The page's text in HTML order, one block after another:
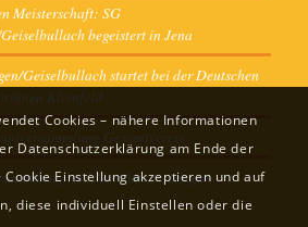
Meisterschaft: SG
begeistert in Jena
Geiselbullach startet bei der Deutschen
Kleinfeld
Gesamtverein
und Ausschusssitzungen
Cookies – nähere Informationen
Datenschutzerklärung am Ende der
Cookie Einstellung akzeptieren und auf
diese individuell Einstellen oder die